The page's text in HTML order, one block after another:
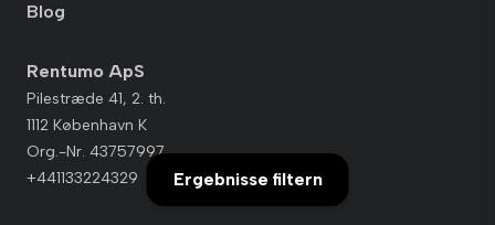
Ergebnisse filtern
Blog
Rentumo ApS
Pilestræde 41, 2. th.
1112 København K
Org.-Nr. 43757997
+441133224329